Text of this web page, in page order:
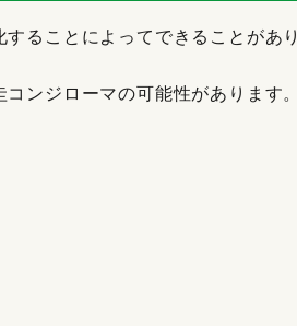
ることによってできることがあり
ンジローマの可能性があります。